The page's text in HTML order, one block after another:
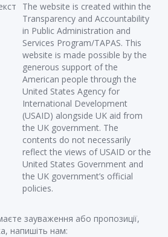
The website is created within the
Transparency and Accountability
in Public Administration and
Services Program/TAPAS. This
website is made possible by the
generous support of the
American people through the
United States Agency for
International Development
(USAID) alongside UK aid from
the UK government. The
contents do not necessarily
reflect the views of USAID or the
United States Government and
the UK government’s official
policies.
зауваження або пропозиції,
напишіть нам: